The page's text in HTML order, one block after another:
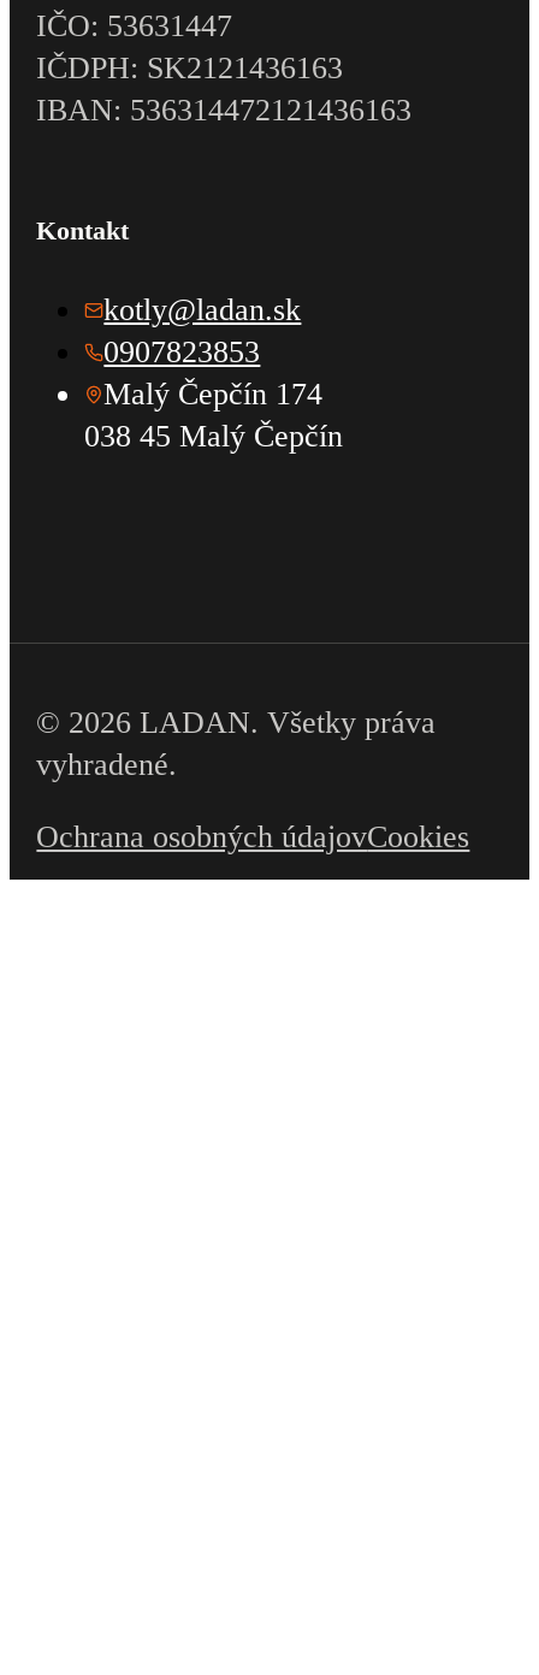
IČO: 53631447
IČDPH: SK2121436163
IBAN: 536314472121436163
Kontakt
kotly@ladan.sk
0907823853
Malý Čepčín 174
038 45 Malý Čepčín
© 2026 LADAN. Všetky práva
vyhradené.
Ochrana osobných údajovCookies